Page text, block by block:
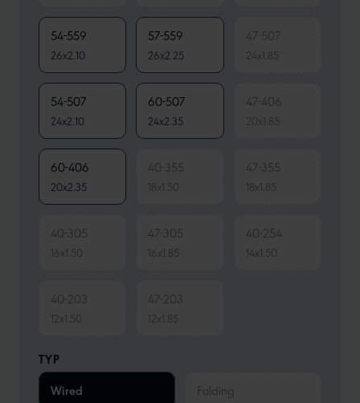
54-559
26x2.10
57-559
26x2.25
47-507
24x1.85
54-507
24x2.10
60-507
24x2.35
47-406
20x1.85
60-406
20x2.35
40-355
18x1.50
47-355
18x1.85
40-305
16x1.50
47-305
16x1.85
40-254
14x1.50
40-203
12x1.50
47-203
12x1.85
TYP
Wired
Folding